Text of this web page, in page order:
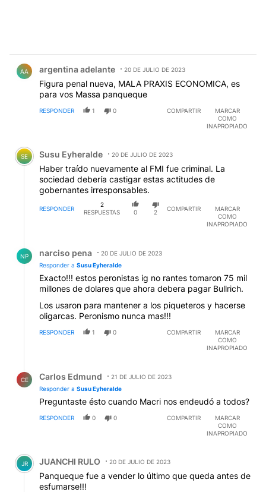
AA argentina adelante 20 DE JULIO DE 2023
Figura penal nueva, MALA PRAXIS ECONOMICA, es
para vos Massa panqueque
RESPONDER 1 0 COMPARTIR
MARCAR
COMO
INAPROPIADO
Comentario de Susu Eyheralde.
SE Susu Eyheralde 20 DE JULIO DE 2023
Haber traído nuevamente al FMI fue criminal. La
sociedad debería castigar estas actitudes de
gobernantes irresponsables.
RESPONDER
2
RESPUESTAS
0 2
COMPARTIR
MARCAR
COMO
INAPROPIADO
NP narciso pena
20 DE JULIO DE 2023
Responder a Susu Eyheralde
Exacto!!! estos peronistas ig no rantes tomaron 75 mil
millones de dolares que ahora debera pagar Bullrich.
Los usaron para mantener a los piqueteros y hacerse
oligarcas. Peronismo nunca mas!!!
RESPONDER 1 0 COMPARTIR
MARCAR
COMO
INAPROPIADO
CE Carlos Edmund
21 DE JULIO DE 2023
Responder a Susu Eyheralde
Preguntaste ésto cuando Macri nos endeudó a todos?
RESPONDER 0 0 COMPARTIR
MARCAR
COMO
INAPROPIADO
Comentario de JUANCHI RULO.
JR JUANCHI RULO 20 DE JULIO DE 2023
Panqueque fue a vender lo último que queda antes de
esfumarse!!!